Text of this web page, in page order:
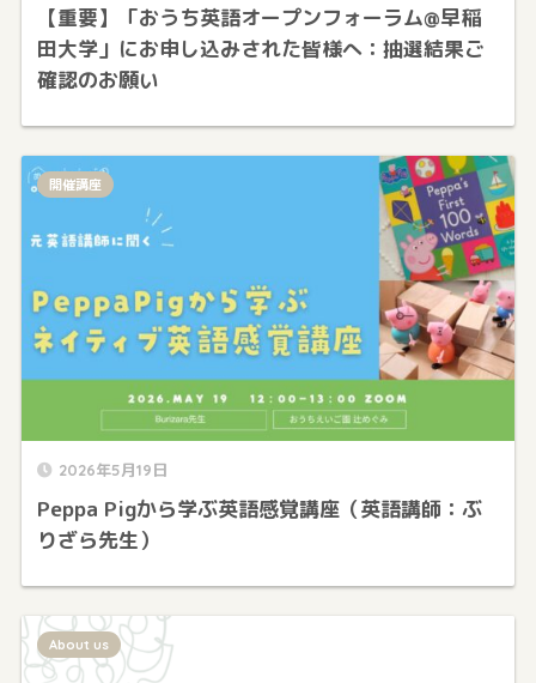
【重要】「おうち英語オープンフォーラム@早稲
田大学」にお申し込みされた皆様へ：抽選結果ご
確認のお願い
2026年5月19日
Peppa Pigから学ぶ英語感覚講座（英語講師：ぶ
りざら先生）
開催講座
About us